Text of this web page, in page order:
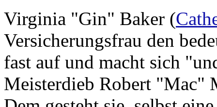
Virginia "Gin" Baker (
Versicherungsfrau den
fast auf und macht sich
Meisterdieb Robert "Mac"